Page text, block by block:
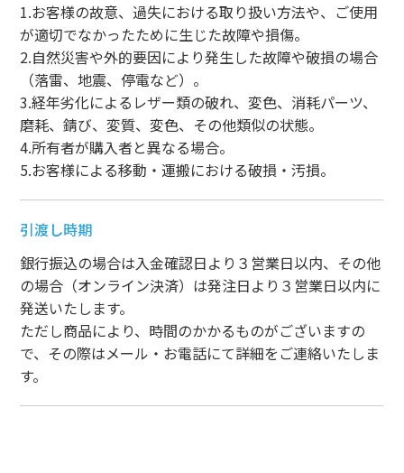
1.お客様の故意、過失における取り扱い方法や、ご使用
が適切でなかったために生じた故障や損傷。
2.自然災害や外的要因により発生した故障や破損の場合
（落雷、地震、停電など）。
3.経年劣化によるレザー類の破れ、変色、消耗パーツ、
磨耗、錆び、変質、変色、その他類似の状態。
4.所有者が購入者と異なる場合。
5.お客様による移動・運搬における破損・汚損。
引渡し時期
銀行振込の場合は入金確認日より３営業日以内、その他
の場合（オンライン決済）は発注日より３営業日以内に
発送いたします。
ただし商品により、時間のかかるものがございますの
で、その際はメール・お電話にて詳細をご連絡いたしま
す。